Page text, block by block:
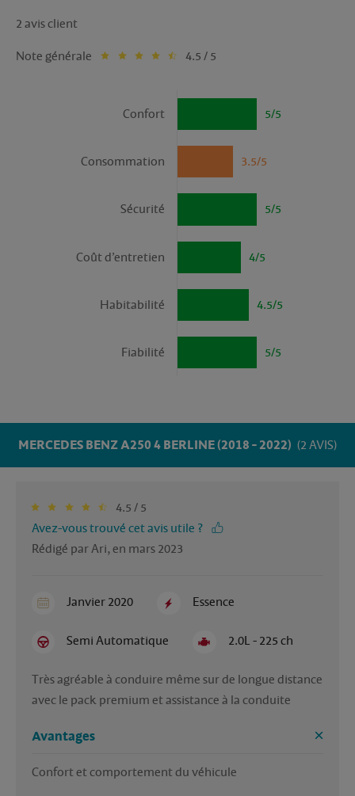
2 avis client
Note générale 4.5 / 5
5/5
Confort
3.5/5
Consommation
5/5
Sécurité
4/5
Coût d’entretien
4.5/5
Habitabilité
5/5
Fiabilité
MERCEDES BENZ A250 4 BERLINE (2018 - 2022) (2 AVIS)
4.5 / 5
Avez-vous trouvé cet avis utile ?
Rédigé par Ari, en mars 2023
Janvier 2020 Essence
Semi Automatique 2.0L - 225 ch
Très agréable à conduire même sur de longue distance
avec le pack premium et assistance à la conduite
Avantages
Confort et comportement du véhicule